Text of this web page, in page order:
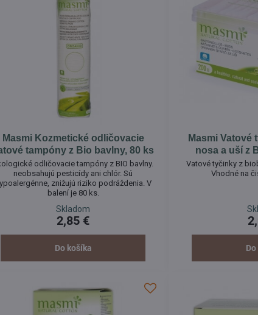
Masmi Kozmetické odličovacie
tampóny z Bio bavlny, 80 ks
odličovacie tampóny z BIO bavlny.
neobsahujú pesticídy ani chlór. Sú
znižujú riziko podráždenia. V
balení je 80 ks.
Skladom
2,85 €
Do košíka
Masmi Vatové
nosa a uší z
Vatové tyčinky z
Vhodné na